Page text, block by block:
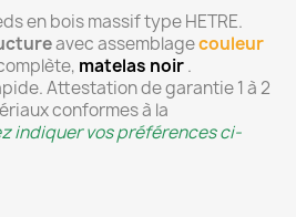
en bois massif type HETRE.
avec assemblagecouleur
matelas noir.
Attestation de garantie 1 à 2
conformes à la
indiquer vos préférences ci-